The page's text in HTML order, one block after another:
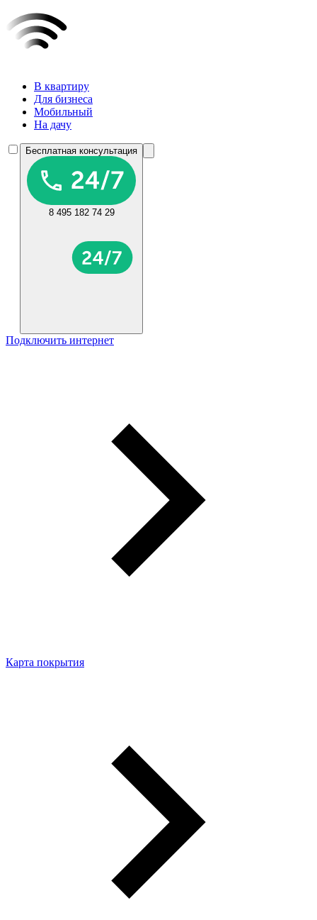
В квартиру
Для бизнеса
Мобильный
На дачу
Бесплатная консультация
8 495 182 74 29
Подключить интернет
Карта покрытия